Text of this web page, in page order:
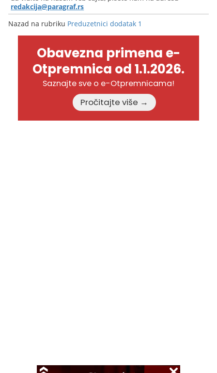
redakcija@paragraf.rs
Nazad na rubriku Preduzetnici dodatak 1
Obavezna primena e-
Otpremnica od 1.1.2026.
Saznajte sve o e-Otpremnicama!
Pročitajte više →